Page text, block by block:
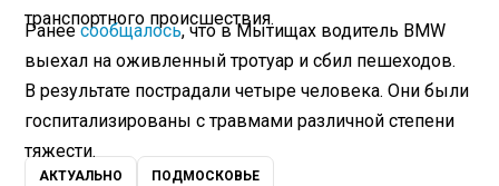
транспортного происшествия.
Ранеесообщалось, что в Мытищах водитель BMW
выехал на оживленный тротуар и сбил пешеходов.
В результате пострадали четыре человека. Они были
госпитализированы с травмами различной степени
тяжести.
АКТУАЛЬНО ПОДМОСКОВЬЕ